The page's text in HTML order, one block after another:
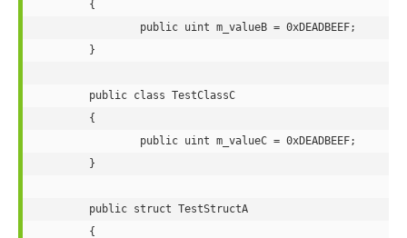
public uint m_valueB = 0xDEADBEEF;
public class TestClassC
public uint m_valueC = 0xDEADBEEF;
public struct TestStructA